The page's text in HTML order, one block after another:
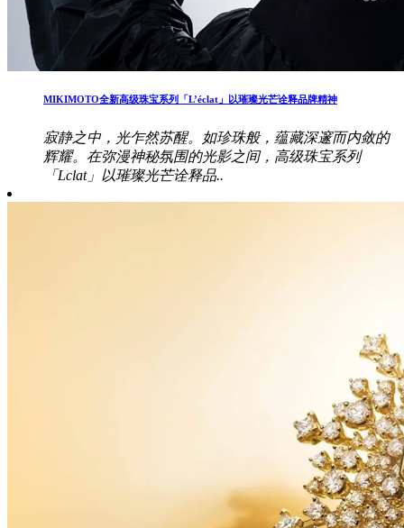
MIKIMOTO全新高级珠宝系列「L’éclat」以璀璨光芒诠释品牌精神
寂静之中，光乍然苏醒。如珍珠般，蕴藏深邃而内敛的
辉耀。在弥漫神秘氛围的光影之间，高级珠宝系列
「Lclat」以璀璨光芒诠释品..